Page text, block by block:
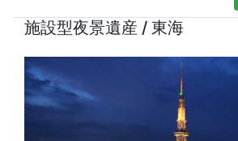
施設型夜景遺産 / 東海